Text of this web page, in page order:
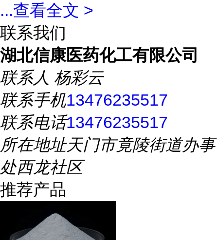
...查看全文 >
联系我们
湖北信康医药化工有限公司
联系人 杨彩云
联系手机13476235517
联系电话13476235517
所在地址天门市竟陵街道办事
处西龙社区
推荐产品